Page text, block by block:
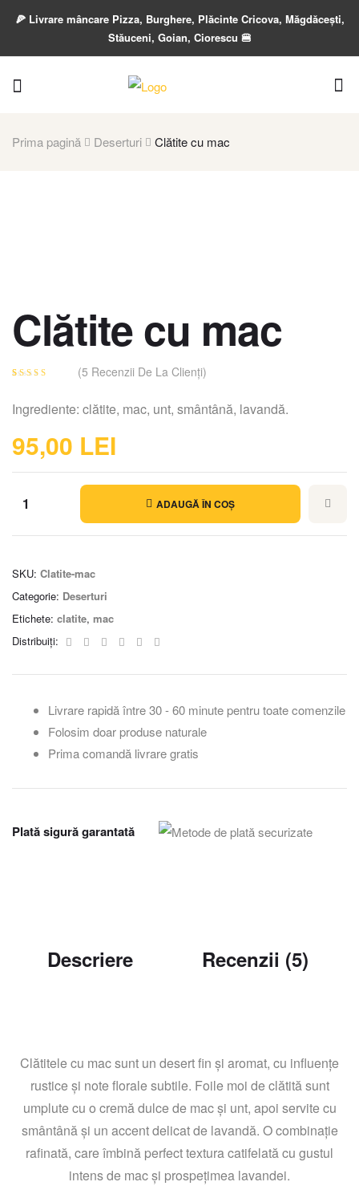
🍕 Livrare mâncare Pizza, Burghere, Plăcinte Cricova, Măgdăcești,
Stăuceni, Goian, Ciorescu 🍔
Prima pagină Deserturi Clătite cu mac
Clătite cu mac
baza a
clienți
(5 Recenzii De La Clienți)
Ingrediente: clătite, mac, unt, smântână, lavandă.
95,00 LEI
ADAUGĂ ÎN COȘ
SKU: Clatite-mac
Categorie: Deserturi
Etichete: clatite, mac
Distribuiți:
Facebook
TwitterLinkedinGoogle+Pinterest
Livrare rapidă între 30 - 60 minute pentru toate comenzile
Folosim doar produse naturale
Prima comandă livrare gratis
Plată sigură garantată
Descriere Recenzii (5)
Clătitele cu mac sunt un desert fin și aromat, cu influențe
rustice și note florale subtile. Foile moi de clătită sunt
umplute cu o cremă dulce de mac și unt, apoi servite cu
smântână și un accent delicat de lavandă. O combinație
rafinată, care îmbină perfect textura catifelată cu gustul
intens de mac și prospețimea lavandei.